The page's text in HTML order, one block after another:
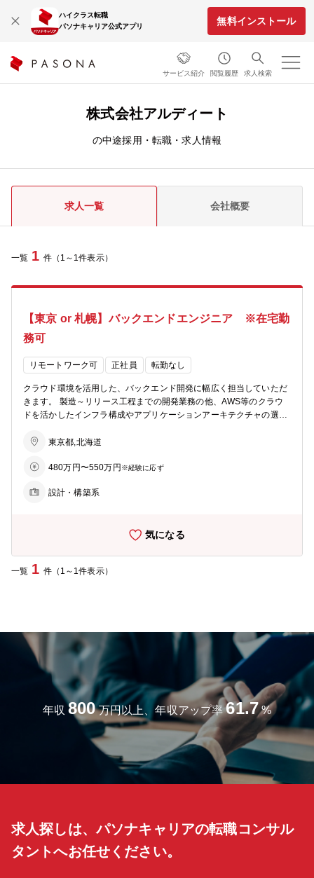
ハイクラス転職
パソナキャリア公式アプリ
無料インストール
サービス紹介 閲覧履歴 求人検索
株式会社アルディート
の中途採用・転職・求人情報
求人一覧 会社概要
一覧 1 件（1～1件表示）
【東京 or 札幌】バックエンドエンジニア ※在宅勤
務可
リモートワーク可 正社員 転勤なし
クラウド環境を活用した、バックエンド開発に幅広く担当していただ
きます。 製造～リリース工程までの開発業務の他、AWS等のクラウ
ドを活かしたインフラ構成やアプリケーションアーキテクチャの選定
も可能です。 【具体的な仕事内容】 ・お客様のビジネスニーズに最
リースなど) 要件定義・業務設計・サービス設計など、お客様に近い
宅関連のIoT製品の開発 ・大手レストラン向けキャッシュレスサービ
東京都,北海道
480万円〜550万円 ※経験に応ず
設計・構築系
気になる
一覧 1 件（1～1件表示）
年収 800 万円以上、年収アップ率 61.7 %
求人探しは、パソナキャリアの転職コンサル
タントへお任せください。